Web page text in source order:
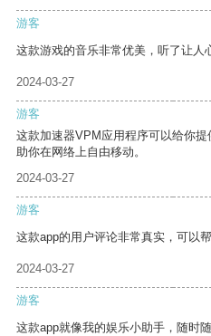
游客
这款游戏的音乐非常优美，听了让人
2024-03-27
游客
这款加速器VPM应用程序可以给你
助你在网络上自由移动。
2024-03-27
游客
这款app的用户评论非常真实，可以
2024-03-27
游客
这款app就像我的娱乐小助手，随时